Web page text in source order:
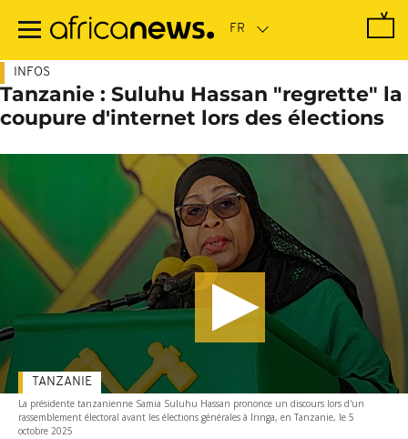
contenu
INFOS
Tanzanie : Suluhu Hassan "regrette" la
coupure d'internet lors des élections
La présidente tanzanienne Samia Suluhu Hassan prononce un discours lors d'un
rassemblement électoral avant les élections générales à Iringa, en Tanzanie, le 5
octobre 2025
TANZANIE